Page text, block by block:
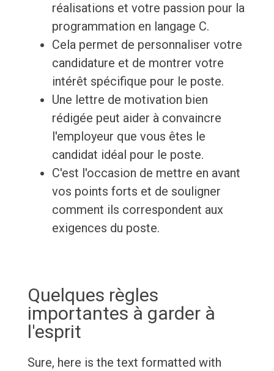
réalisations et votre passion pour la
programmation en langage C.
Cela permet de personnaliser votre
candidature et de montrer votre
intérêt spécifique pour le poste.
Une lettre de motivation bien
rédigée peut aider à convaincre
l'employeur que vous êtes le
candidat idéal pour le poste.
C'est l'occasion de mettre en avant
vos points forts et de souligner
comment ils correspondent aux
exigences du poste.
Quelques règles
importantes à garder à
l'esprit
Sure, here is the text formatted with